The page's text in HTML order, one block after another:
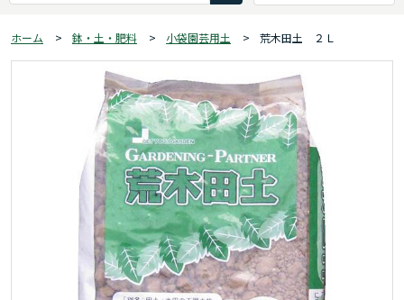
ホーム > 鉢・土・肥料 > 小袋園芸用土 > 荒木田土 ２Ｌ